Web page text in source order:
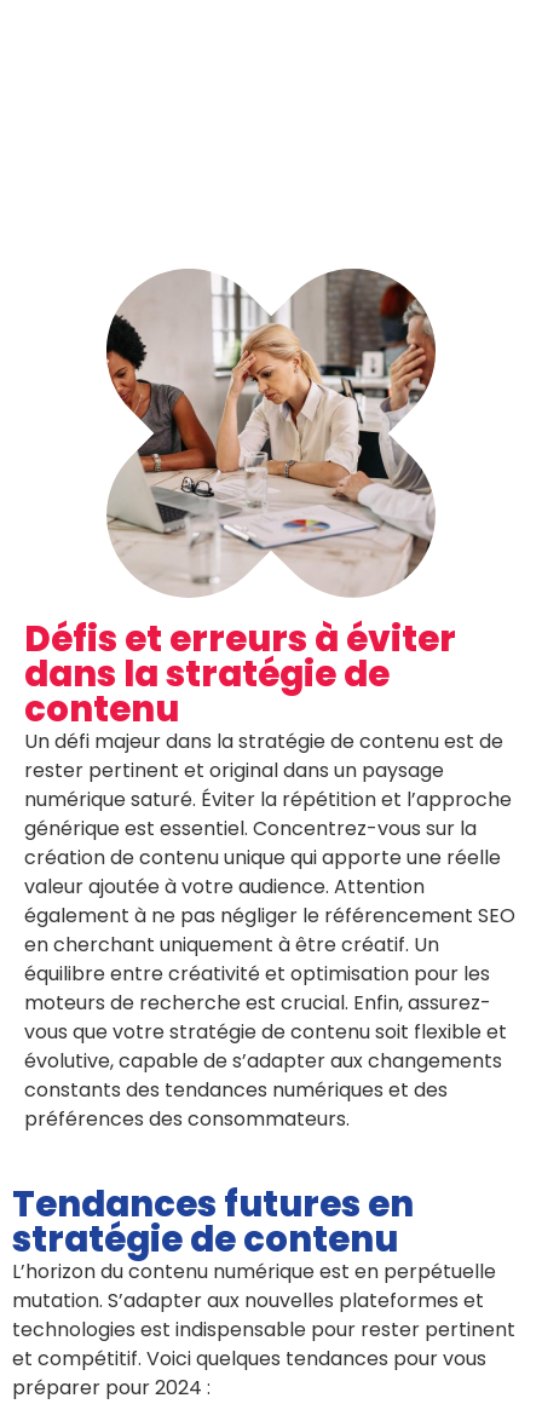
Défis et erreurs à éviter
dans la stratégie de
contenu
Un défi majeur dans la stratégie de contenu est de
rester pertinent et original dans un paysage
numérique saturé. Éviter la répétition et l’approche
générique est essentiel. Concentrez-vous sur la
création de contenu unique qui apporte une réelle
valeur ajoutée à votre audience. Attention
également à ne pas négliger le référencement SEO
en cherchant uniquement à être créatif. Un
équilibre entre créativité et optimisation pour les
moteurs de recherche est crucial. Enfin, assurez-
vous que votre stratégie de contenu soit flexible et
évolutive, capable de s’adapter aux changements
constants des tendances numériques et des
préférences des consommateurs.
Tendances futures en
stratégie de contenu
L’horizon du contenu numérique est en perpétuelle
mutation. S’adapter aux nouvelles plateformes et
technologies est indispensable pour rester pertinent
et compétitif. Voici quelques tendances pour vous
préparer pour 2024 :